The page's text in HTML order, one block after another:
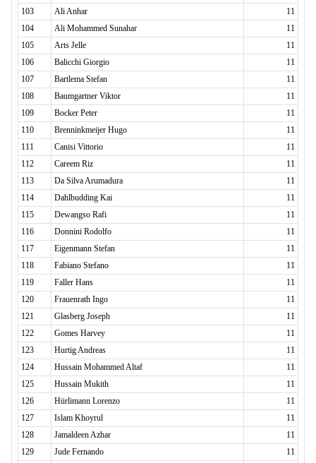
103
Ali Anhar
11
104
Ali Mohammed Sunahar
11
105
Arts Jelle
11
106
Balicchi Giorgio
11
107
Bartlema Stefan
11
108
Baumgartner Viktor
11
109
Bocker Peter
11
110
Brenninkmeijer Hugo
11
111
Canisi Vittorio
11
112
Careem Riz
11
113
Da Silva Arumadura
11
114
Dahlbudding Kai
11
115
Dewangso Rafi
11
116
Donnini Rodolfo
11
117
Eigenmann Stefan
11
118
Fabiano Stefano
11
119
Faller Hans
11
120
Frauenrath Ingo
11
121
Glasberg Joseph
11
122
Gomes Harvey
11
123
Hurtig Andreas
11
124
Hussain Mohammed Altaf
11
125
Hussain Mukith
11
126
Hürlimann Lorenzo
11
127
Islam Khoyrul
11
128
Jamaldeen Azhar
11
129
Jude Fernando
11